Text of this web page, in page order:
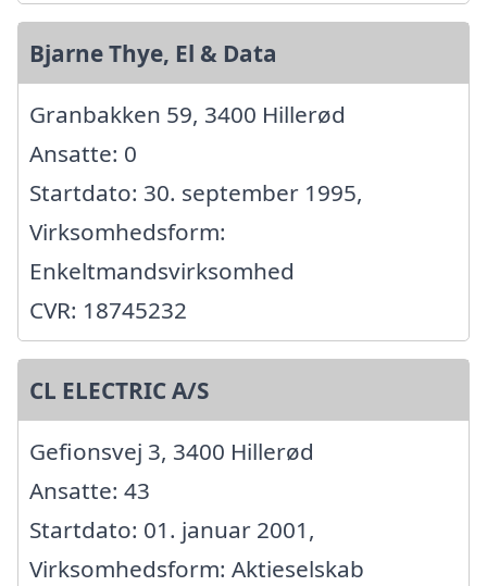
Bjarne Thye, El & Data
Granbakken 59, 3400 Hillerød
Ansatte: 0
Startdato: 30. september 1995,
Virksomhedsform:
Enkeltmandsvirksomhed
CVR: 18745232
CL ELECTRIC A/S
Gefionsvej 3, 3400 Hillerød
Ansatte: 43
Startdato: 01. januar 2001,
Virksomhedsform: Aktieselskab